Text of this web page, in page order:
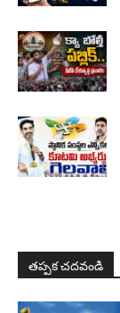
తప్పక చదవండి